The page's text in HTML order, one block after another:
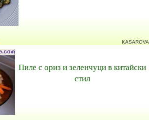
KASAROVA
Пиле с ориз и зеленчуци в китайски
стил